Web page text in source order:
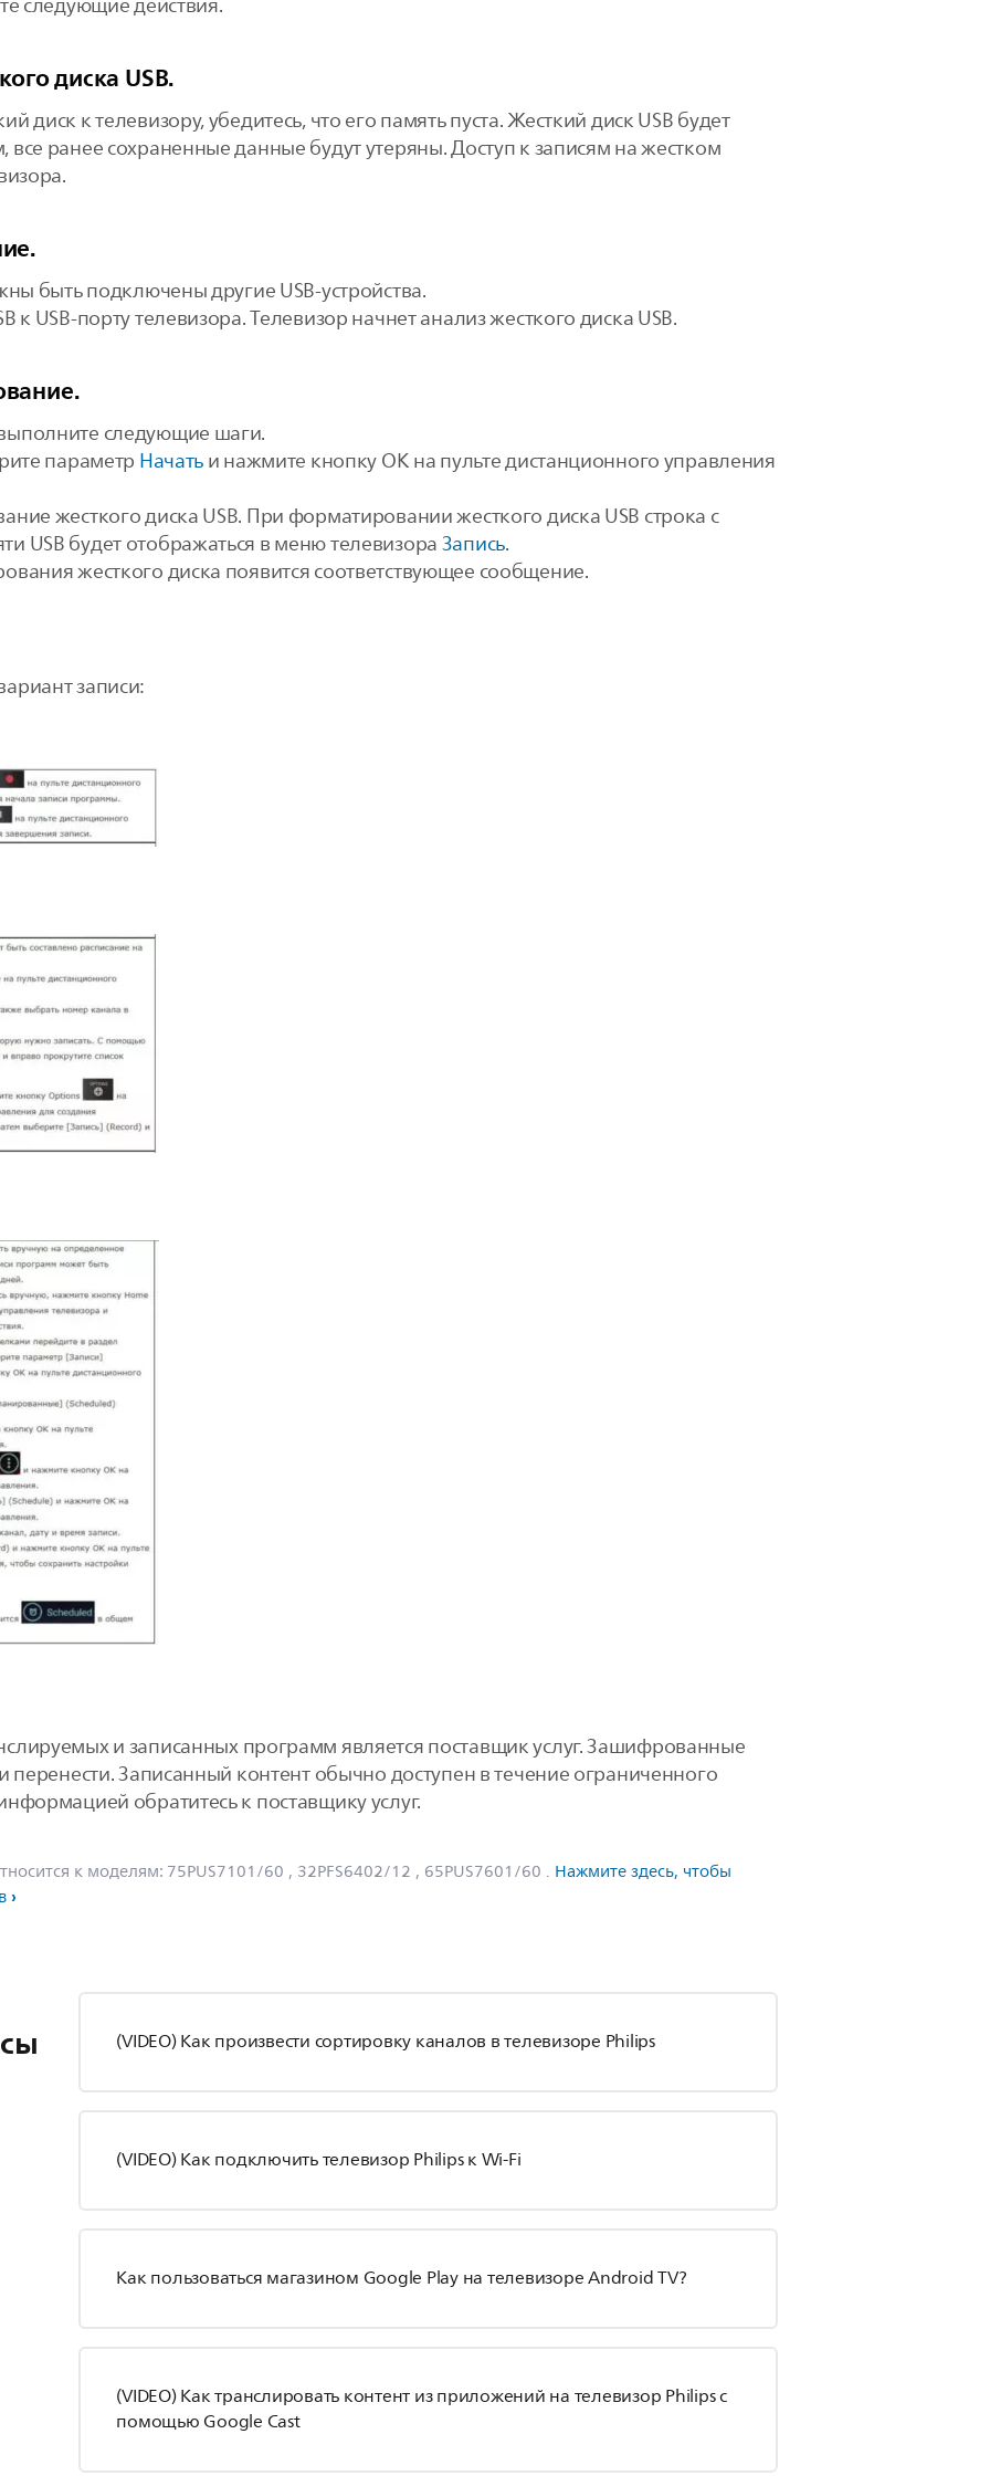
диска USB.
диск к телевизору, убедитесь, что его память пуста. Жесткий диск USB будет
ранее сохраненные данные будут утеряны. Доступ к записям на жестком
быть подключены другие USB-устройства.
к USB-порту телевизора. Телевизор начнет анализ жесткого диска USB.
следующие шаги.
параметр Начатьи нажмите кнопку OK на пульте дистанционного управления
жесткого диска USB. При форматировании жесткого диска USB строка с
USB будет отображаться в меню телевизораЗапись.
жесткого диска появится соответствующее сообщение.
записи:
и записанных программ является поставщик услуг. Зашифрованные
перенести. Записанный контент обычно доступен в течение ограниченного
обратитесь к поставщику услуг.
к моделям: 75PUS7101/60 , 32PFS6402/12 , 65PUS7601/60 . Нажмите здесь, чтобы
(VIDEO) Как произвести сортировку каналов в телевизоре Philips
(VIDEO) Как подключить телевизор Philips к Wi-Fi
Как пользоваться магазином Google Play на телевизоре Android TV?
(VIDEO) Как транслировать контент из приложений на телевизор Philips с
помощью Google Cast